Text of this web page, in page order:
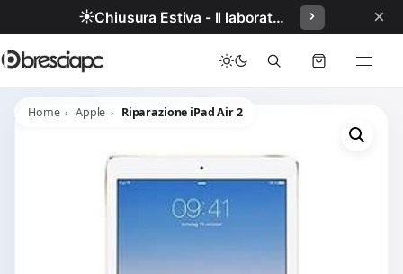
☀️ Chiusura Estiva - Il laboratorio resterà chiuso per ferie dal 29/06/2026 al 05/07/2026 compresi. ×
Home Apple Riparazione iPad Air 2